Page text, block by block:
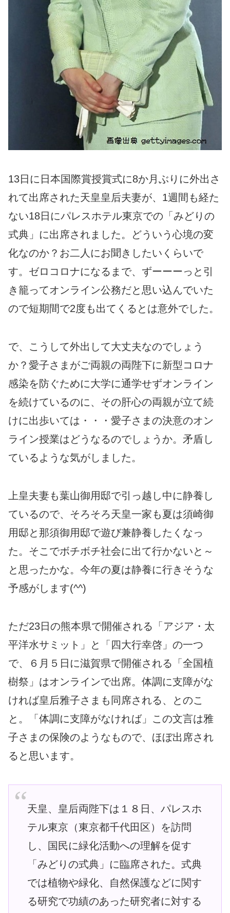
13日に日本国際賞授賞式に8か月ぶりに外出さ
れて出席された天皇皇后夫妻が、1週間も経た
ない18日にパレスホテル東京での「みどりの
式典」に出席されました。どういう心境の変
化なのか？お二人にお聞きしたいくらいで
す。ゼロコロナになるまで、ずーーーっと引
き籠ってオンライン公務だと思い込んでいた
ので短期間で2度も出てくるとは意外でした。
で、こうして外出して大丈夫なのでしょう
か？愛子さまがご両親の両陛下に新型コロナ
感染を防ぐために大学に通学せずオンライン
を続けているのに、その肝心の両親が立て続
けに出歩いては・・・愛子さまの決意のオン
ライン授業はどうなるのでしょうか。矛盾し
ているような気がしました。
上皇夫妻も葉山御用邸で引っ越し中に静養し
ているので、そろそろ天皇一家も夏は須崎御
用邸と那須御用邸で遊び兼静養したくなっ
た。そこでボチボチ社会に出て行かないと～
と思ったかな。今年の夏は静養に行きそうな
予感がします(^^)
ただ23日の熊本県で開催される「アジア・太
平洋水サミット」と「四大行幸啓」の一つ
で、６月５日に滋賀県で開催される「全国植
樹祭」はオンラインで出席。体調に支障がな
ければ皇后雅子さまも同席される、とのこ
と。「体調に支障がなければ」この文言は雅
子さまの保険のようなもので、ほぼ出席され
ると思います。
天皇、皇后両陛下は１８日、パレスホ
テル東京（東京都千代田区）を訪問
し、国民に緑化活動への理解を促す
「みどりの式典」に臨席された。式典
では植物や緑化、自然保護などに関す
る研究で功績のあった研究者に対する